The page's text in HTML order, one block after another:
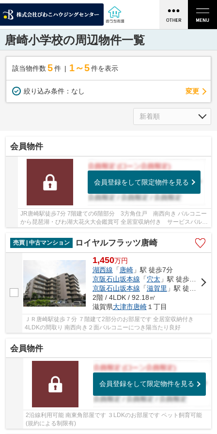
唐崎小学校の周辺物件一覧
該当物件数 5件 1～5 件を表示
絞り込み条件： なし 変更
会員物件
会員登録をして限定物件を見る
JR唐崎駅徒歩7分 7階建ての6階部分 3方角住戸 南西向き バルコニー
から琵琶湖・びわ湖大花火大会鑑賞可 全居室収納付き サービスバルコ
ニーあり 周辺環境充実しています
売買 | 中古マンション
ロイヤルフラッツ唐崎
1,450万円
湖西線 「 唐崎」駅 徒歩7分
京阪石山坂本線 「穴太 」駅 徒歩18分
京阪石山坂本線 「滋賀里 」駅 徒歩18分
2階 / 4LDK / 92.18㎡
滋賀県大津市唐崎１丁目
ＪＲ唐崎駅徒歩７分 ７階建て2部分のお部屋です 全居室収納付き
4LDKの間取り 南西向き２面バルコニーにつき陽当たり良好
会員物件
会員登録をして限定物件を見る
2沿線利用可能 南東角部屋です ３LDKのお部屋です ペット飼育可能
(規約による制限有)